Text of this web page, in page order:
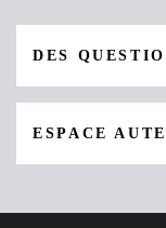
DES
ESPACE